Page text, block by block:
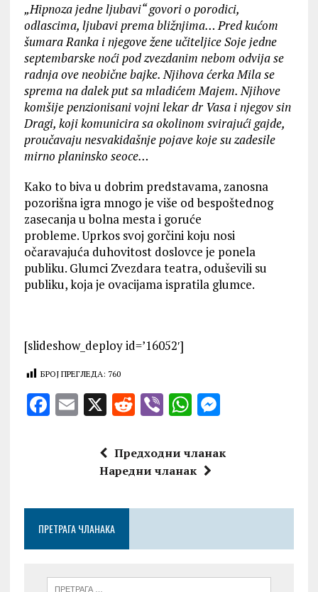
„Hipnoza jedne ljubavi“ govori o porodici,
odlascima, ljubavi prema bližnjima… Pred kućom
šumara Ranka i njegove žene učiteljice Soje jedne
septembarske noći pod zvezdanim nebom odvija se
radnja ove neobične bajke. Njihova ćerka Mila se
sprema na dalek put sa mladićem Majem. Njihove
komšije penzionisani vojni lekar dr Vasa i njegov sin
Dragi, koji komunicira sa okolinom svirajući gajde,
proučavaju nesvakidašnje pojave koje su zadesile
mirno planinsko seoce…
Kako to biva u dobrim predstavama, zanosna
pozorišna igra mnogo je više od bespoštednog
zasecanja u bolna mesta i goruće
probleme. Uprkos svoj gorčini koju nosi
očaravajuća duhovitost doslovce je ponela
publiku. Glumci Zvezdara teatra, oduševili su
publiku, koja je ovacijama ispratila glumce.
[slideshow_deploy id=’16052′]
БРОЈ ПРЕГЛЕДА: 760
F
o
k
E X R
d
di
V
er
W
at
s
p
M
se
er
Предходни чланак
Наредни чланак
ПРЕТРАГА ЧЛАНАКА